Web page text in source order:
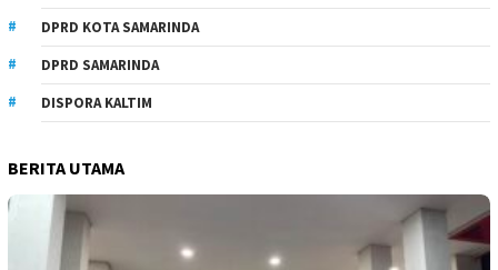
DPRD KOTA SAMARINDA
DPRD SAMARINDA
DISPORA KALTIM
BERITA UTAMA